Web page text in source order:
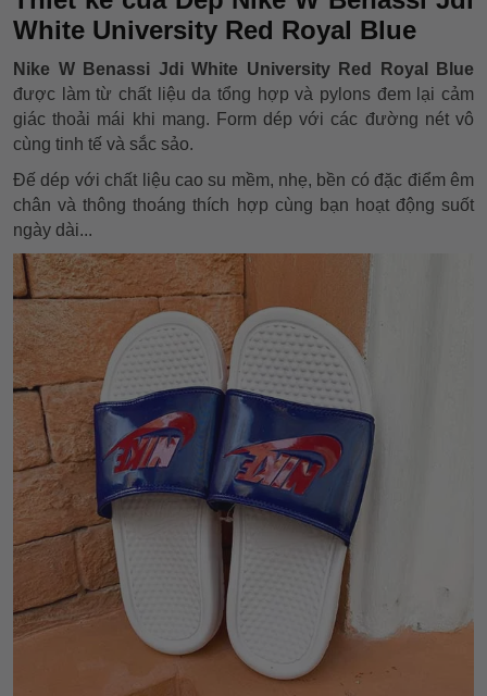
White University Red Royal Blue
Nike W Benassi Jdi White University Red Royal Blue
được làm từ chất liệu da tổng hợp và pylons đem lại cảm
giác thoải mái khi mang. Form dép với các đường nét vô
cùng tinh tế và sắc sảo.
Đế dép với chất liệu cao su mềm, nhẹ, bền có đặc điểm êm
chân và thông thoáng thích hợp cùng bạn hoạt động suốt
ngày dài...